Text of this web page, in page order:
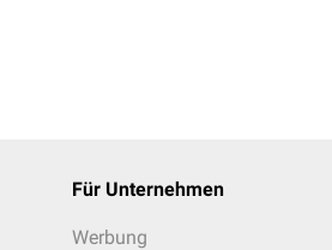
Für Unternehmen
Werbung